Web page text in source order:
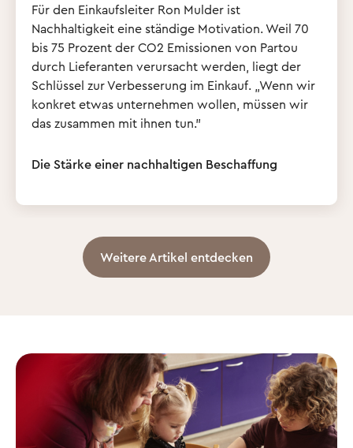
Für den Einkaufsleiter Ron Mulder ist
Nachhaltigkeit eine ständige Motivation. Weil 70
bis 75 Prozent der CO2 Emissionen von Partou
durch Lieferanten verursacht werden, liegt der
Schlüssel zur Verbesserung im Einkauf. „Wenn wir
konkret etwas unternehmen wollen, müssen wir
das zusammen mit ihnen tun."
Die Stärke einer nachhaltigen Beschaffung
Weitere Artikel entdecken